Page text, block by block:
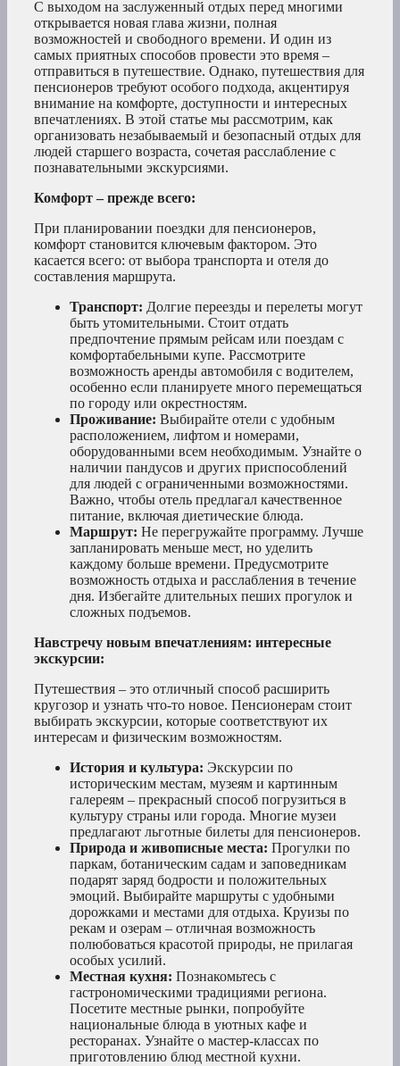
С выходом на заслуженный отдых перед многими
открывается новая глава жизни, полная
возможностей и свободного времени. И один из
самых приятных способов провести это время –
отправиться в путешествие. Однако, путешествия для
пенсионеров требуют особого подхода, акцентируя
внимание на комфорте, доступности и интересных
впечатлениях. В этой статье мы рассмотрим, как
организовать незабываемый и безопасный отдых для
людей старшего возраста, сочетая расслабление с
познавательными экскурсиями.
Комфорт – прежде всего:
При планировании поездки для пенсионеров,
комфорт становится ключевым фактором. Это
касается всего: от выбора транспорта и отеля до
составления маршрута.
Транспорт: Долгие переезды и перелеты могут
быть утомительными. Стоит отдать
предпочтение прямым рейсам или поездам с
комфортабельными купе. Рассмотрите
возможность аренды автомобиля с водителем,
особенно если планируете много перемещаться
по городу или окрестностям.
Проживание: Выбирайте отели с удобным
расположением, лифтом и номерами,
оборудованными всем необходимым. Узнайте о
наличии пандусов и других приспособлений
для людей с ограниченными возможностями.
Важно, чтобы отель предлагал качественное
питание, включая диетические блюда.
Маршрут: Не перегружайте программу. Лучше
запланировать меньше мест, но уделить
каждому больше времени. Предусмотрите
возможность отдыха и расслабления в течение
дня. Избегайте длительных пеших прогулок и
сложных подъемов.
Навстречу новым впечатлениям: интересные
экскурсии:
Путешествия – это отличный способ расширить
кругозор и узнать что-то новое. Пенсионерам стоит
выбирать экскурсии, которые соответствуют их
интересам и физическим возможностям.
История и культура: Экскурсии по
историческим местам, музеям и картинным
галереям – прекрасный способ погрузиться в
культуру страны или города. Многие музеи
предлагают льготные билеты для пенсионеров.
Природа и живописные места: Прогулки по
паркам, ботаническим садам и заповедникам
подарят заряд бодрости и положительных
эмоций. Выбирайте маршруты с удобными
дорожками и местами для отдыха. Круизы по
рекам и озерам – отличная возможность
полюбоваться красотой природы, не прилагая
особых усилий.
Местная кухня: Познакомьтесь с
гастрономическими традициями региона.
Посетите местные рынки, попробуйте
национальные блюда в уютных кафе и
ресторанах. Узнайте о мастер-классах по
приготовлению блюд местной кухни.